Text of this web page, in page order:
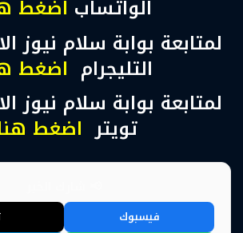
الواتساب اضغط
لمتابعة بوابة سلام نيوز
التليجرام اضغط
لمتابعة بوابة سلام نيوز
تويتر اضغط
فيسبوك